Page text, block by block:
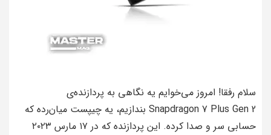
سلام رفقا! امروز می‌خوایم یه نگاهی به پردازنده‌ی
Snapdragon 7 Plus Gen 2 بندازیم، یه چیپست میان‌رده که
حسابی سر و صدا کرده. این پردازنده که در ۱۷ مارس ۲۰۲۳